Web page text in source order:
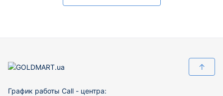
↑
График работы Call - центра: